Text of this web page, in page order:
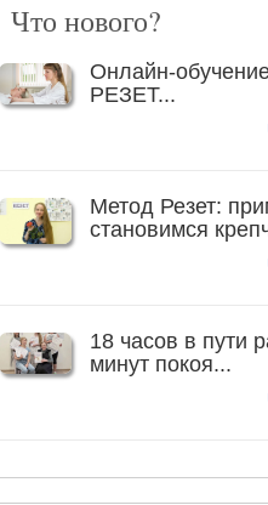
Что нового?
Онлайн-
РЕЗЕТ...
Метод Резет:
становимся
18 часов в пути
минут покоя...